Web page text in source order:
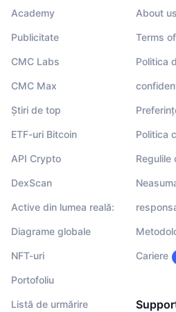
Academy
Publicitate
CMC Labs
CMC Max
Știri de top
ETF-uri Bitcoin
API Crypto
DexScan
Active din lumea reală:
Diagrame globale
NFT-uri
Portofoliu
Listă de urmărire
About us
Terms
Politica
Politica
Regulile
Cariere